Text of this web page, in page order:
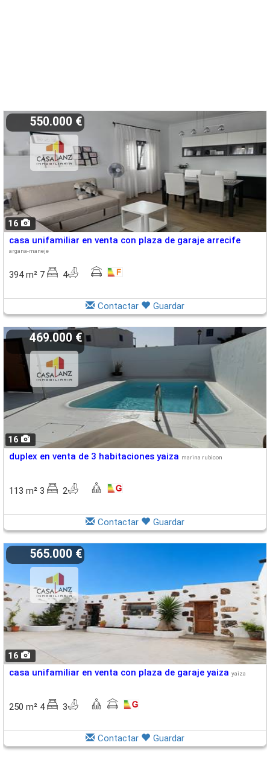
16
550.000 €
casa unifamiliar en venta con plaza de garaje arrecife
argana-maneje
394 m² 7 4
Contactar Guardar
16
469.000 €
duplex en venta de 3 habitaciones yaiza marina rubicon
113 m² 3 2
Contactar Guardar
16
565.000 €
casa unifamiliar en venta con plaza de garaje yaiza yaiza
250 m² 4 3
Contactar Guardar